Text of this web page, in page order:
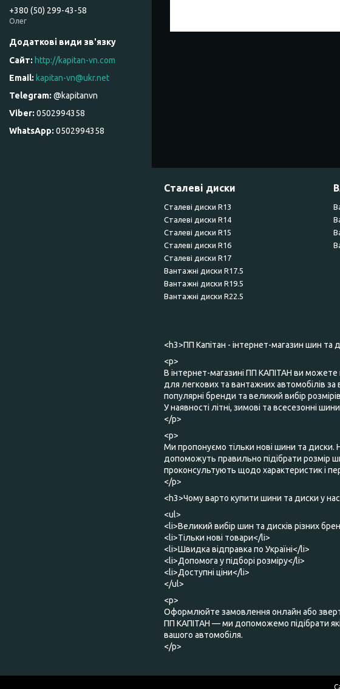
+380 (50) 299-43-58
Олег
http://kapitan-vn.com
kapitan-vn@ukr.net
@kapitanvn
0502994358
0502994358
Сталеві диски
Сталеві диски R13
Сталеві диски R14
Сталеві диски R15
Сталеві диски R16
Сталеві диски R17
Вантажні диски R17.5
Вантажні диски R19.5
Вантажні диски R22.5
<h3>ПП Капітан - інтернет-магазин шин та
<p>
В інтернет-магазині ПП КАПІТАН ви
для легкових та вантажних автомобілів
популярні бренди та великий вибір
У наявності літні, зимові та всесезонні
</p>
<p>
Ми пропонуємо тільки нові шини та
допоможуть правильно підібрати розмір
проконсультують щодо характеристик і
</p>
<h3>Чому варто купити шини та диски у
<ul>
<li>Великий вибір шин та дисків різних
<li>Тільки нові товари</li>
<li>Швидка відправка по Україні</li>
<li>Допомога у підборі розміру</li>
<li>Доступні ціни</li>
</ul>
<p>
Оформлюйте замовлення онлайн або
ПП КАПІТАН — ми допоможемо підібрати
вашого автомобіля.
</p>